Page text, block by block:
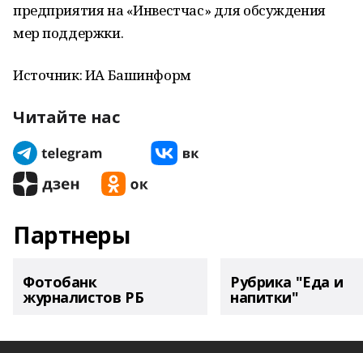
предприятия на «Инвестчас» для обсуждения
мер поддержки.
Источник: ИА Башинформ
Читайте нас
Партнеры
Фотобанк
журналистов РБ
Рубрика "Еда и
напитки"